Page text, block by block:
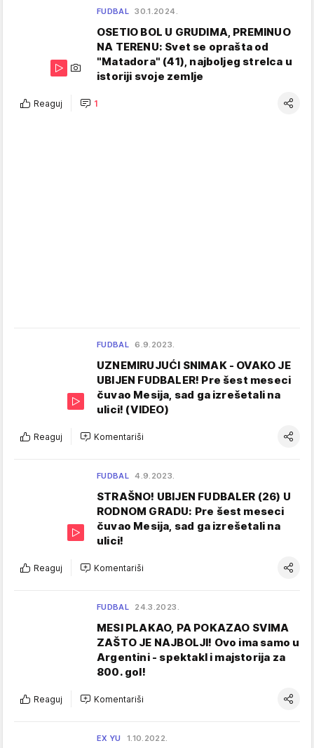
FUDBAL 30.1.2024.
OSETIO BOL U GRUDIMA, PREMINUO
NA TERENU: Svet se oprašta od
"Matadora" (41), najboljeg strelca u
istoriji svoje zemlje
Reaguj 1
FUDBAL 6.9.2023.
UZNEMIRUJUĆI SNIMAK - OVAKO JE
UBIJEN FUDBALER! Pre šest meseci
čuvao Mesija, sad ga izrešetali na
ulici! (VIDEO)
Reaguj Komentariši
FUDBAL 4.9.2023.
STRAŠNO! UBIJEN FUDBALER (26) U
RODNOM GRADU: Pre šest meseci
čuvao Mesija, sad ga izrešetali na
ulici!
Reaguj Komentariši
FUDBAL 24.3.2023.
MESI PLAKAO, PA POKAZAO SVIMA
ZAŠTO JE NAJBOLJI! Ovo ima samo u
Argentini - spektakl i majstorija za
800. gol!
Reaguj Komentariši
EX YU 1.10.2022.